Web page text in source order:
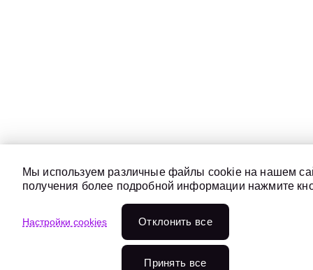
Мы используем различные файлы cookie на нашем
получения более подробной информации нажмите
Настройки cookies Отклонить всe
Принять все